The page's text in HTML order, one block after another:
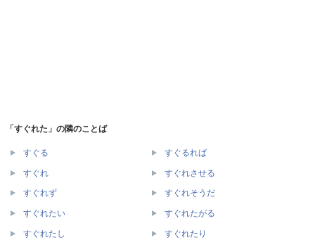
「すぐれた」の隣のことば
すぐる すぐるれば
すぐれ すぐれさせる
すぐれず すぐれそうだ
すぐれたい すぐれたがる
すぐれたし すぐれたり